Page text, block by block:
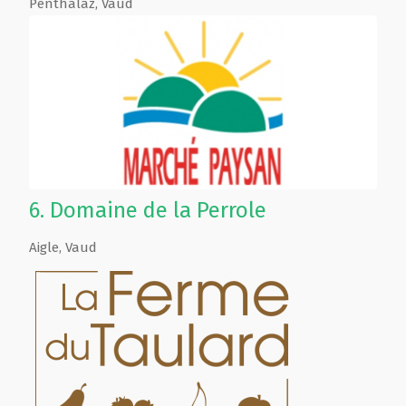
Penthalaz, Vaud
6. Domaine de la Perrole
Aigle, Vaud